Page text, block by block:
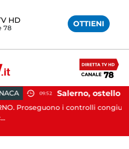
HD
78 OTTIENI
i controlli congiunti della